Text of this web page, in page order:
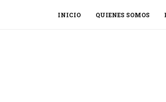
INICIO QUIENES SOMOS